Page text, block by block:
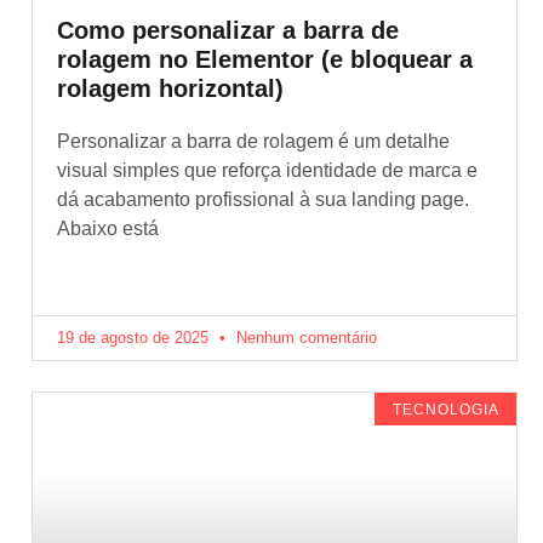
Como personalizar a barra de
rolagem no Elementor (e bloquear a
rolagem horizontal)
Personalizar a barra de rolagem é um detalhe
visual simples que reforça identidade de marca e
dá acabamento profissional à sua landing page.
Abaixo está
19 de agosto de 2025 Nenhum comentário
TECNOLOGIA